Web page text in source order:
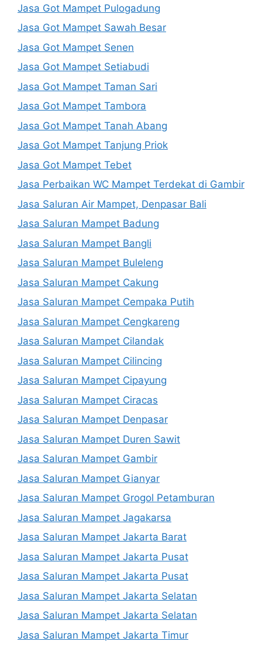
Jasa Got Mampet Pulogadung
Jasa Got Mampet Sawah Besar
Jasa Got Mampet Senen
Jasa Got Mampet Setiabudi
Jasa Got Mampet Taman Sari
Jasa Got Mampet Tambora
Jasa Got Mampet Tanah Abang
Jasa Got Mampet Tanjung Priok
Jasa Got Mampet Tebet
Jasa Perbaikan WC Mampet Terdekat di Gambir
Jasa Saluran Air Mampet, Denpasar Bali
Jasa Saluran Mampet Badung
Jasa Saluran Mampet Bangli
Jasa Saluran Mampet Buleleng
Jasa Saluran Mampet Cakung
Jasa Saluran Mampet Cempaka Putih
Jasa Saluran Mampet Cengkareng
Jasa Saluran Mampet Cilandak
Jasa Saluran Mampet Cilincing
Jasa Saluran Mampet Cipayung
Jasa Saluran Mampet Ciracas
Jasa Saluran Mampet Denpasar
Jasa Saluran Mampet Duren Sawit
Jasa Saluran Mampet Gambir
Jasa Saluran Mampet Gianyar
Jasa Saluran Mampet Grogol Petamburan
Jasa Saluran Mampet Jagakarsa
Jasa Saluran Mampet Jakarta Barat
Jasa Saluran Mampet Jakarta Pusat
Jasa Saluran Mampet Jakarta Pusat
Jasa Saluran Mampet Jakarta Selatan
Jasa Saluran Mampet Jakarta Selatan
Jasa Saluran Mampet Jakarta Timur